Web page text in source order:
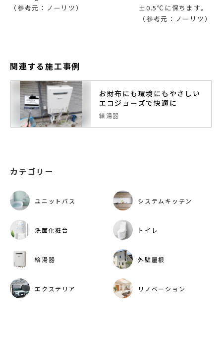
（参考元：ノーリツ）
±0.5℃に保ちます。
（参考元：ノーリツ）
関連する施工事例
お財布にも環境にもやさしい
エコジョーズで快適に
給湯器
カテゴリー
ユニットバス システムキッチン
洗面化粧台 トイレ
給湯器 外壁屋根
エクステリア リノベーション